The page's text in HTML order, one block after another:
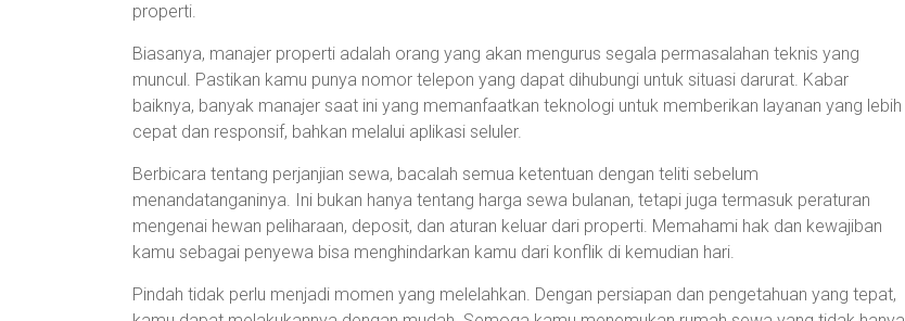
properti.
Biasanya, manajer properti adalah orang yang akan mengurus segala permasalahan teknis yang
muncul. Pastikan kamu punya nomor telepon yang dapat dihubungi untuk situasi darurat. Kabar
baiknya, banyak manajer saat ini yang memanfaatkan teknologi untuk memberikan layanan yang lebih
cepat dan responsif, bahkan melalui aplikasi seluler.
Berbicara tentang perjanjian sewa, bacalah semua ketentuan dengan teliti sebelum
menandatanganinya. Ini bukan hanya tentang harga sewa bulanan, tetapi juga termasuk peraturan
mengenai hewan peliharaan, deposit, dan aturan keluar dari properti. Memahami hak dan kewajiban
kamu sebagai penyewa bisa menghindarkan kamu dari konflik di kemudian hari.
Pindah tidak perlu menjadi momen yang melelahkan. Dengan persiapan dan pengetahuan yang tepat,